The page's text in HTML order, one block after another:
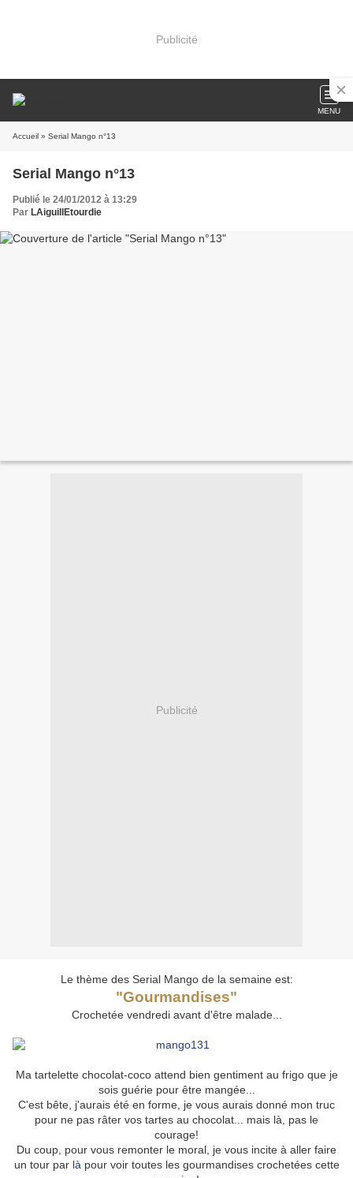
Publicité
MENU
Accueil » Serial Mango n°13
Serial Mango n°13
Publié le 24/01/2012 à 13:29
Par LAiguillEtourdie
Publicité
Le thème des Serial Mango de la semaine est:
"Gourmandises"
Crochetée vendredi avant d'être malade...
Ma tartelette chocolat-coco attend bien gentiment au frigo que je
sois guérie pour être mangée...
C'est bête, j'aurais été en forme, je vous aurais donné mon truc
pour ne pas râter vos tartes au chocolat... mais là, pas le
courage!
Du coup, pour vous remonter le moral, je vous incite à aller faire
un tour par là pour voir toutes les gourmandises crochetées cette